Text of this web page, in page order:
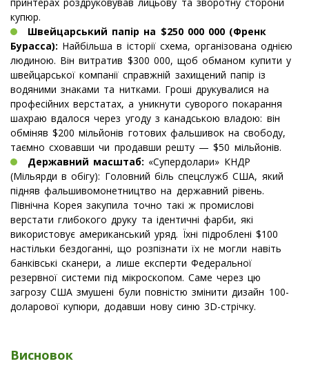
купюр.
Швейцарський папір на $250 000 000 (Френк
Бурасса): Найбільша в історії схема, організована однією
людиною. Він витратив $300 000, щоб обманом купити у
швейцарської компанії справжній захищений папір із
водяними знаками та нитками. Гроші друкувалися на
професійних верстатах, а уникнути суворого покарання
шахраю вдалося через угоду з канадською владою: він
обміняв $200 мільйонів готових фальшивок на свободу,
таємно сховавши чи продавши решту — $50 мільйонів.
Державний масштаб: «Супердолари» КНДР
(Мільярди в обігу): Головний біль спецслужб США, який
підняв фальшивомонетництво на державний рівень.
Північна Корея закупила точно такі ж промислові
верстати глибокого друку та ідентичні фарби, які
використовує американський уряд. Їхні підроблені $100
настільки бездоганні, що розпізнати їх не могли навіть
банківські сканери, а лише експерти Федеральної
резервної системи під мікроскопом. Саме через цю
загрозу США змушені були повністю змінити дизайн 100-
доларової купюри, додавши нову синю 3D-стрічку.
Висновок